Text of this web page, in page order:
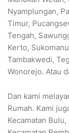
Nyamplungan,
Timur,
Tengah,
Kerto,
Tambakwedi,
Wonorejo. Atau
Dan kami
Rumah. Kami
Kecamatan